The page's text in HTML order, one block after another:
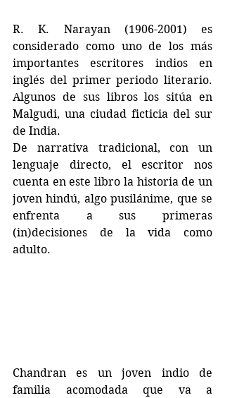
R. K. Narayan (1906-2001) es
considerado como uno de los más
importantes escritores indios en
inglés del primer periodo literario.
Algunos de sus libros los sitúa en
Malgudi, una ciudad ficticia del sur
de India.
De narrativa tradicional, con un
lenguaje directo, el escritor nos
cuenta en este libro la historia de un
joven hindú, algo pusilánime, que se
enfrenta a sus primeras
(in)decisiones de la vida como
adulto.
Chandran es un joven indio de
familia acomodada que va a